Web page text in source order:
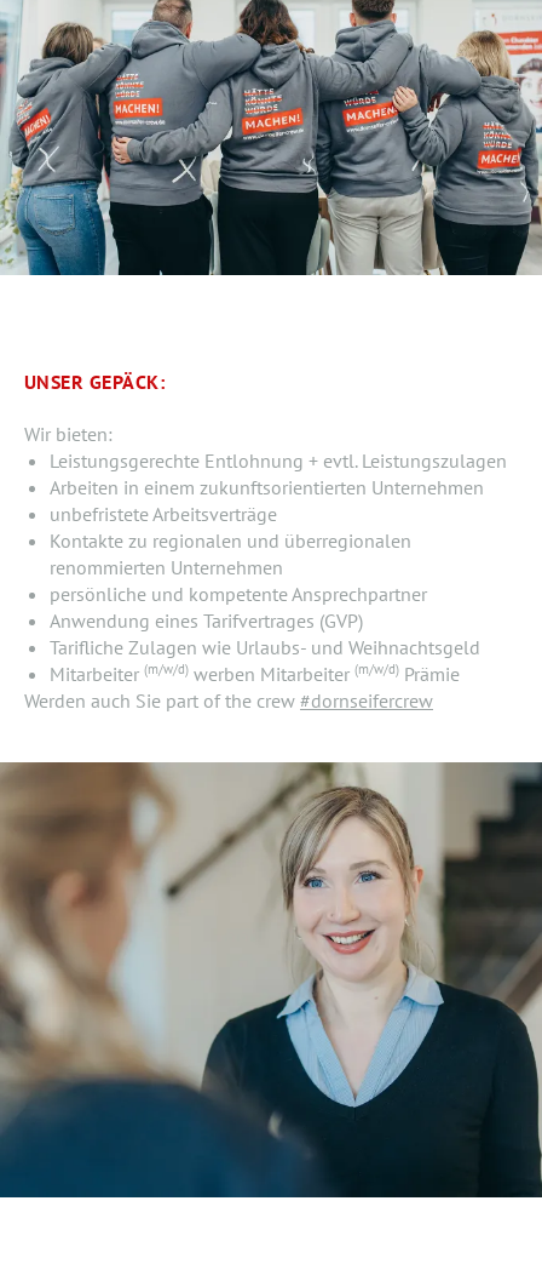
UNSER GEPÄCK:
Wir bieten:
Leistungsgerechte Entlohnung + evtl. Leistungszulagen
Arbeiten in einem zukunftsorientierten Unternehmen
unbefristete Arbeitsverträge
Kontakte zu regionalen und überregionalen
renommierten Unternehmen
persönliche und kompetente Ansprechpartner
Anwendung eines Tarifvertrages (GVP)
Tarifliche Zulagen wie Urlaubs- und Weihnachtsgeld
Mitarbeiter (m/w/d)werben Mitarbeiter (m/w/d)Prämie
Werden auch Sie part of the crew #dornseifercrew